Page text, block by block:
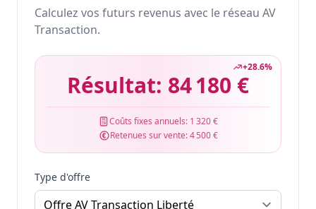
Calculez vos futurs revenus avec le réseau AV
Transaction.
+28.6%
Résultat: 84 180 €
Coûts fixes annuels: 1 320 €
Retenues sur vente:4 500 €
Type d'offre